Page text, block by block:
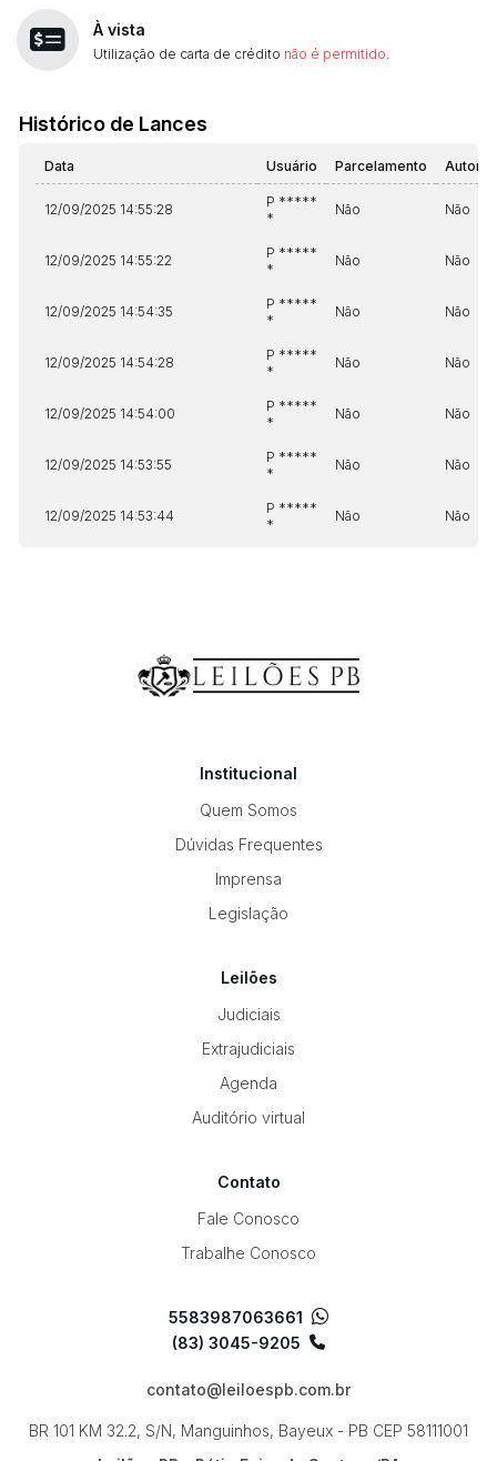
À vista
Utilização de carta de crédito não é permitido
Histórico de Lances
Data Usuário Parcelamento
12/09/2025 14:55:28
P *****
*
Não Não
12/09/2025 14:55:22
P *****
*
Não Não
12/09/2025 14:54:35
P *****
*
Não Não
12/09/2025 14:54:28
P *****
*
Não Não
12/09/2025 14:54:00
P *****
*
Não Não
12/09/2025 14:53:55
P *****
*
Não Não
12/09/2025 14:53:44
P *****
*
Não Não
Institucional
Quem Somos
Dúvidas Frequentes
Imprensa
Legislação
Leilões
Judiciais
Extrajudiciais
Agenda
Auditório virtual
Contato
Fale Conosco
Trabalhe Conosco
5583987063661
(83) 3045-9205
contato@leiloespb.com.br
BR 101 KM 32.2, S/N, Manguinhos, Bayeux - PB CEP 58111001